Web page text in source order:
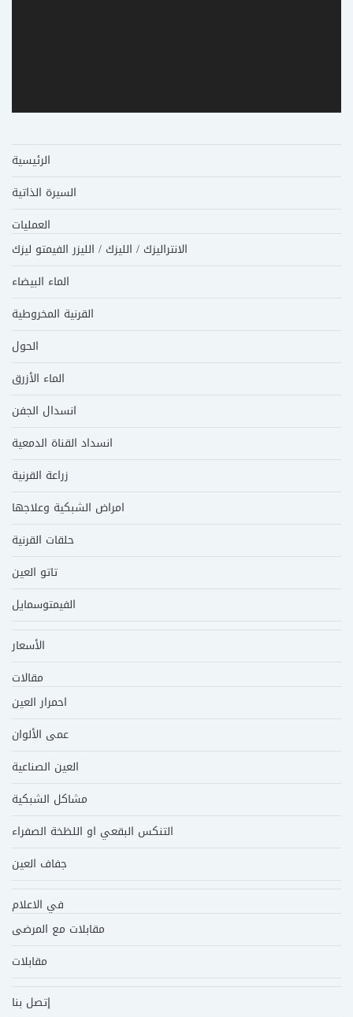
الرئيسية
السيرة الذاتية
العمليات
الانتراليزك / الليزك / الليزر الفيمتو ليزك
الماء البيضاء
القرنية المخروطية
الحول
الماء الأزرق
انسدال الجفن
انسداد القناة الدمعية
زراعة القرنية
امراض الشبكية وعلاجها
حلقات القرنية
تاتو العين
الفيمتوسمايل
الأسعار
مقالات
احمرار العين
عمى الألوان
العين الصناعية
مشاكل الشبكية
التنكس البقعي او اللظخة الصفراء
جفاف العين
في الاعلام
مقابلات مع المرضى
مقابلات
إتصل بنا